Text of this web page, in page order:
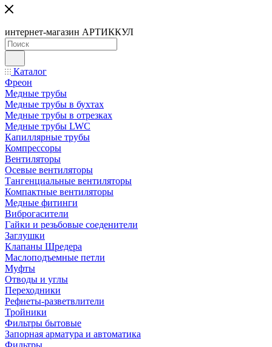
интернет-магазин АРТИККУЛ
Каталог
Фреон
Медные трубы
Медные трубы в бухтах
Медные трубы в отрезках
Медные трубы LWC
Капиллярные трубы
Компрессоры
Вентиляторы
Осевые вентиляторы
Тангенциальные вентиляторы
Компактные вентиляторы
Медные фитинги
Виброгасители
Гайки и резьбовые соеденители
Заглушки
Клапаны Шредера
Маслоподъемные петли
Муфты
Отводы и углы
Переходники
Рефнеты-разветвлители
Тройники
Фильтры бытовые
Запорная арматура и автоматика
Фильтры